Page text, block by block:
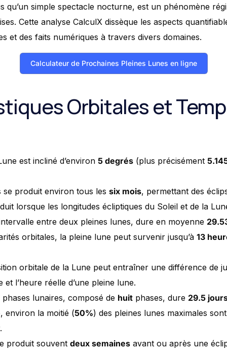
qu’un simple spectacle nocturne, est un phénomène
Cette analyse CalculX dissèque les aspects
et des faits numériques à travers divers domaines.
Calculateur de Prochaines Pleines Lunes en ligne
Orbitales et
est incliné d’environ 5 degrés (plus précisément
se produit environ tous les six mois, permettant des
lorsque les longitudes écliptiques du Soleil et de la
entre deux pleines lunes, dure en moyenne
orbitales, la pleine lune peut survenir jusqu’à 13
orbitale de la Lune peut entraîner une différence de
et l’heure réelle d’une pleine lune.
lunaires, composé de huit phases, dure 29.5
environ la moitié (50%) des pleines lunes maximales
produit souvent deux semaines avant ou après une